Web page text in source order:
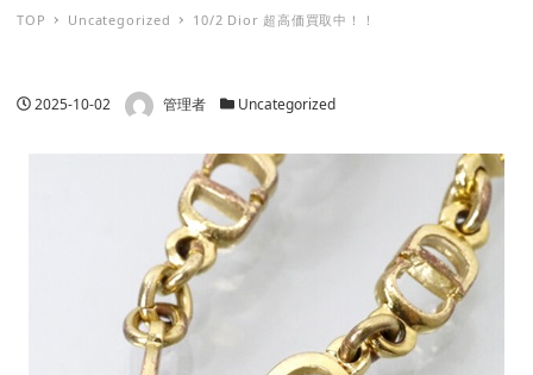
TOP Uncategorized 10/2 Dior 超高価買取中！！
投稿日
2025-10-02 著者 管理者 カテゴリー
Uncategorized